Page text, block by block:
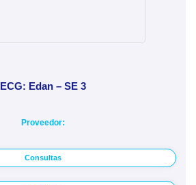
ECG: Edan – SE 3
Proveedor:
Consultas